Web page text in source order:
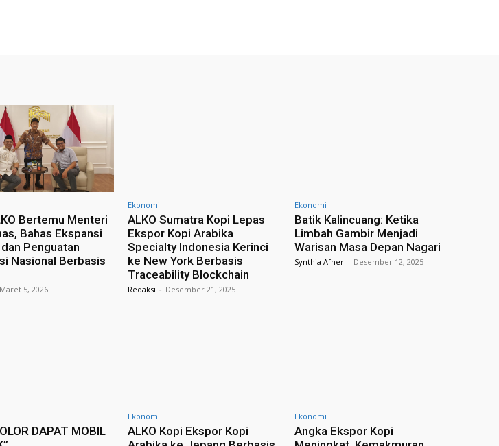
Bertemu Menteri
Bahas Ekspansi
Penguatan
Nasional Berbasis
Maret 5, 2026
Ekonomi
ALKO Sumatra Kopi Lepas
Ekspor Kopi Arabika
Specialty Indonesia Kerinci
ke New York Berbasis
Traceability Blockchain
Redaksi - Desember 21, 2025
Ekonomi
Batik Kalincuang: Ketika
Limbah Gambir Menjadi
Warisan Masa Depan Nagari
Synthia Afner - Desember 12, 2025
DAPAT MOBIL
Ekonomi
ALKO Kopi Ekspor Kopi
Ekonomi
Angka Ekspor Kopi